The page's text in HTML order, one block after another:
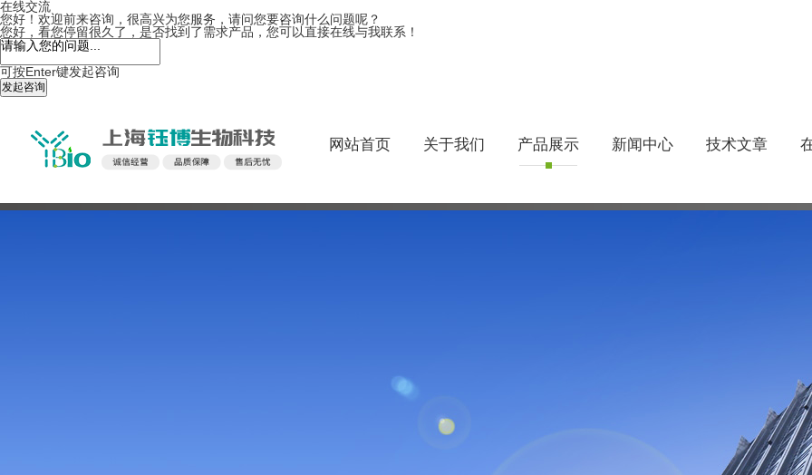
在线交流
您好！欢迎前来咨询，很高兴为您服务，请问您要咨询什么问题呢？
您好，看您停留很久了，是否找到了需求产品，您可以直接在线与我联系！
可按Enter键发起咨询
发起咨询
网站首页 关于我们 产品展示 新闻中心 技术文章